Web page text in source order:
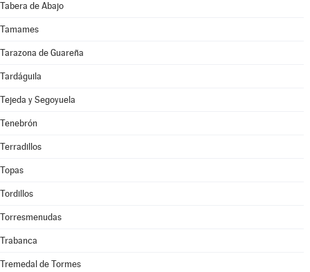
Tabera de Abajo
Tamames
Tarazona de Guareña
Tardáguila
Tejeda y Segoyuela
Tenebrón
Terradillos
Topas
Tordillos
Torresmenudas
Trabanca
Tremedal de Tormes